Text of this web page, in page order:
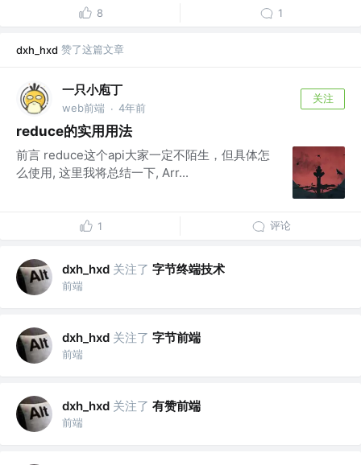
8 1
dxh_hxd 赞了这篇文章
一只小庖丁
web前端 · 4年前
关注
reduce的实用用法
前言 reduce这个api大家一定不陌生，但具体怎
么使用, 这里我将总结一下, Arr...
1 评论
dxh_hxd 关注了 字节终端技术
前端
dxh_hxd 关注了 字节前端
前端
dxh_hxd 关注了 有赞前端
前端